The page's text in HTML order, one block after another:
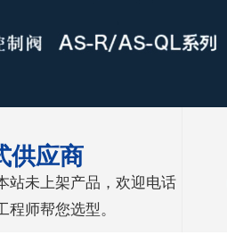
供应商
站未上架产品，欢迎电话
师帮您选型。